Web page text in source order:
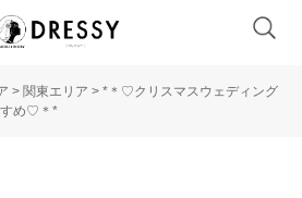
> 関東エリア > *＊♡クリスマスウェディング
すめ♡＊*